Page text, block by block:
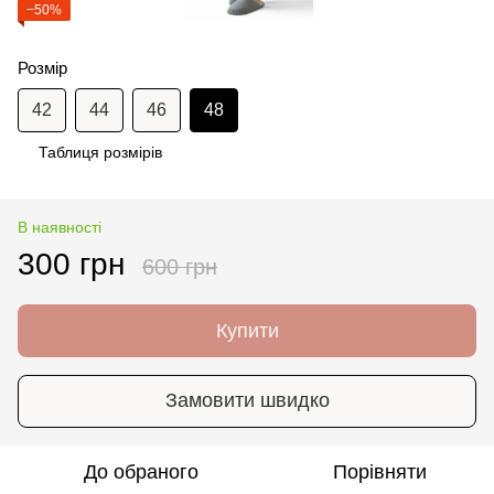
−50%
Розмір
42 44 46 48
Таблиця розмірів
В наявності
300 грн 600 грн
Купити
Замовити швидко
До обраного Порівняти